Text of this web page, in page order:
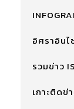
อิศราอิน
รวมข่าว
เกาะติดข่